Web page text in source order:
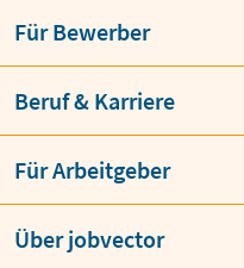
Für Bewerber
Beruf & Karriere
Für Arbeitgeber
Über jobvector